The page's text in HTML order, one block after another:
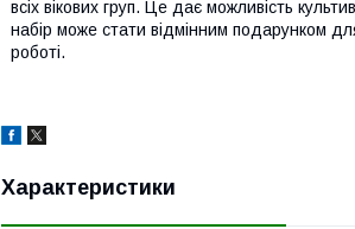
всіх вікових груп. Це дає можливість
набір може стати відмінним подарунком
роботі.
Характеристики